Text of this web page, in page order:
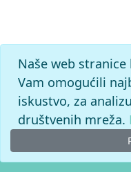
Naše web
Vam omogućili
iskustvo, za
društvenih mreža.
© 2026. -Leksikografski